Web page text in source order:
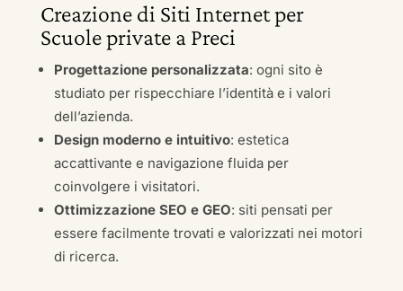
Creazione di Siti Internet per
Scuole private a Preci
Progettazione personalizzata: ogni sito è
studiato per rispecchiare l’identità e i valori
dell’azienda.
Design moderno e intuitivo: estetica
accattivante e navigazione fluida per
coinvolgere i visitatori.
Ottimizzazione SEO e GEO: siti pensati per
essere facilmente trovati e valorizzati nei motori
di ricerca.